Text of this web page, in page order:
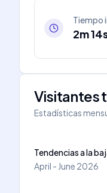
Tiempo
2m
Visitantes
Estadísticas
Tendencias a la
April - June 2026